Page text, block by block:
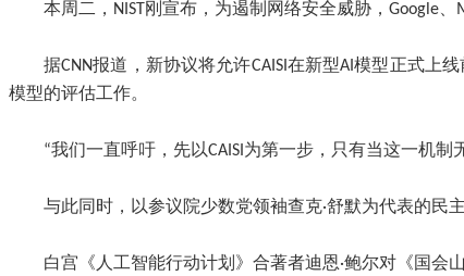
本周二，NIST刚宣布，为遏制网络安全威胁，Google
据CNN报道，新协议将允许CAISI在新型AI模型正式
模型的评估工作。
“我们一直呼吁，先以CAISI为第一步，只有当这一机
与此同时，以参议院少数党领袖查克·舒默为代表的民
白宫《人工智能行动计划》合著者迪恩·鲍尔对《国会